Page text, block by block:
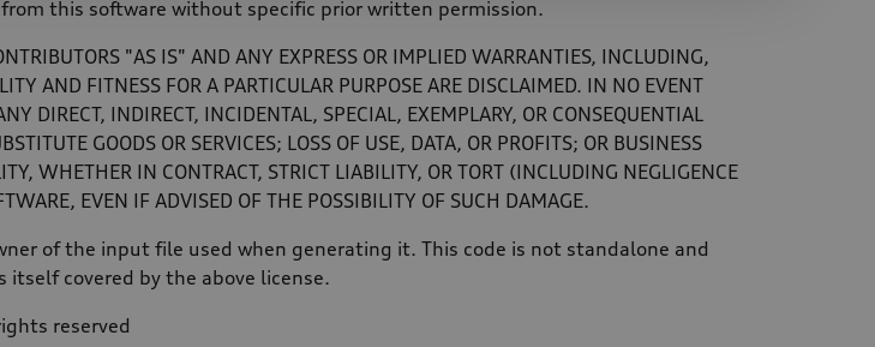
this software without specific prior written permission.
"AS IS" AND ANY EXPRESS OR IMPLIED WARRANTIES, INCLUDING,
AND FITNESS FOR A PARTICULAR PURPOSE ARE DISCLAIMED. IN NO EVENT
DIRECT, INDIRECT, INCIDENTAL, SPECIAL, EXEMPLARY, OR CONSEQUENTIAL
GOODS OR SERVICES; LOSS OF USE, DATA, OR PROFITS; OR BUSINESS
WHETHER IN CONTRACT, STRICT LIABILITY, OR TORT (INCLUDING NEGLIGENCE
EVEN IF ADVISED OF THE POSSIBILITY OF SUCH DAMAGE.
of the input file used when generating it. This code is not standalone and
covered by the above license.
reserved